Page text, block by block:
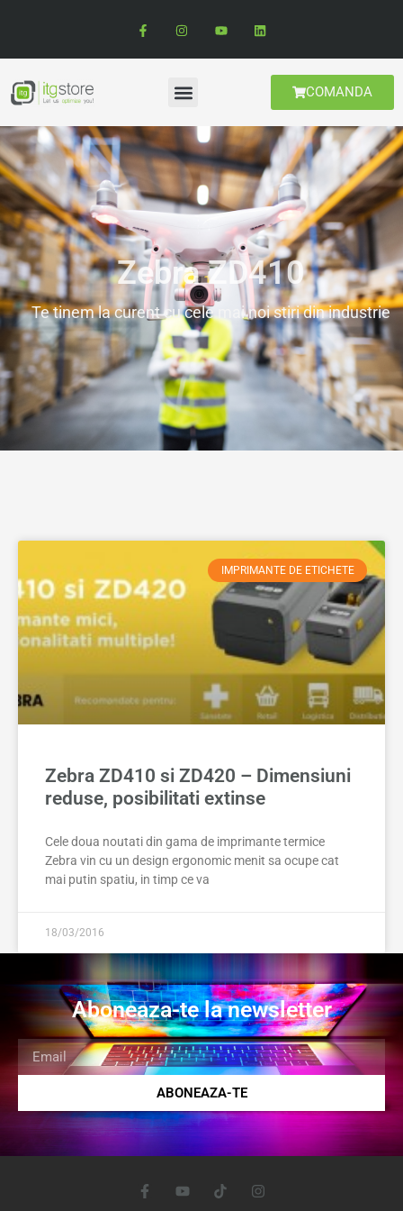
COMANDA
Zebra ZD410
Te tinem la curent cu cele mai noi stiri din industrie
IMPRIMANTE DE ETICHETE
Zebra ZD410 si ZD420 – Dimensiuni
reduse, posibilitati extinse
Cele doua noutati din gama de imprimante termice
Zebra vin cu un design ergonomic menit sa ocupe cat
mai putin spatiu, in timp ce va
18/03/2016
Aboneaza-te la newsletter
ABONEAZA-TE